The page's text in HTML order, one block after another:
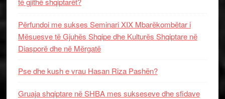
Përfundoi me sukses Seminari XIX Mbarëkombëtar i
Mësuesve të Gjuhës Shqipe dhe Kulturës Shqiptare në
Diasporë dhe në Mërgatë
Pse dhe kush e vrau Hasan Riza Pashën?
Gruaja shqiptare në SHBA mes sukseseve dhe sfidave